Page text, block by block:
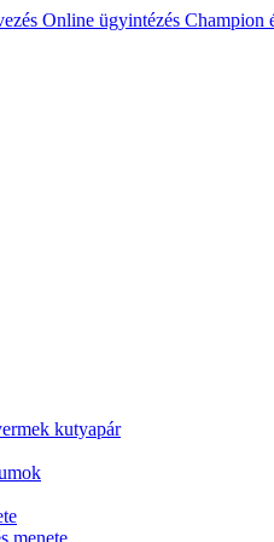
Online ügyintézés Champion
kutyapár
menete